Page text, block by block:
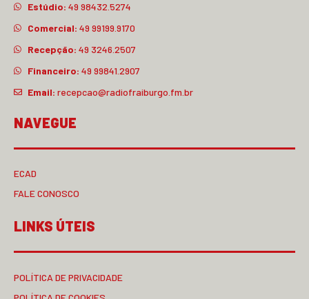
Estúdio: 49 98432.5274
Comercial: 49 99199.9170
Recepção: 49 3246.2507
Financeiro: 49 99841.2907
Email: recepcao@radiofraiburgo.fm.br
NAVEGUE
ECAD
FALE CONOSCO
LINKS ÚTEIS
POLÍTICA DE PRIVACIDADE